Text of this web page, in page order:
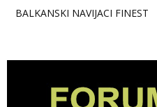
BALKANSKI NAVIJACI FINEST